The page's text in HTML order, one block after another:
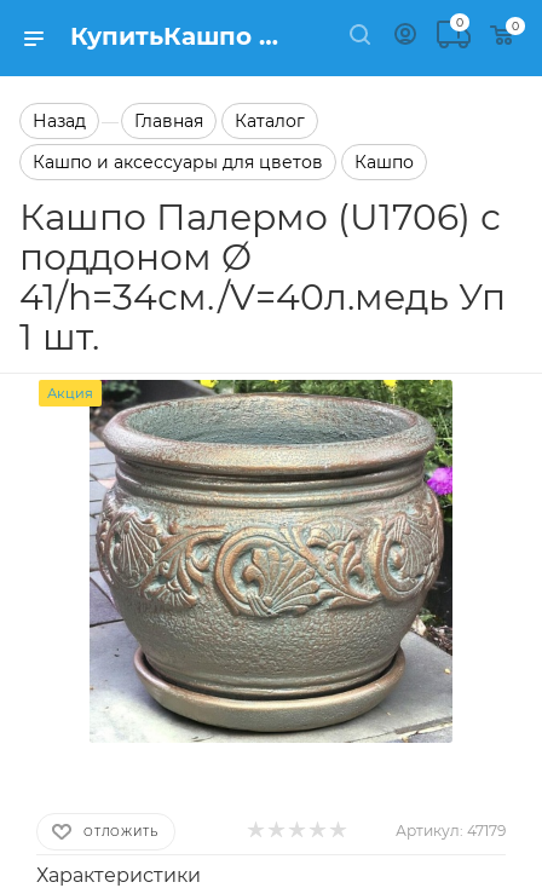
КупитьКашпо Палермо (U1706) с поддоном Ø 41/h=34см./V=40л.медь Уп 1 шт. в каталоге Кашпо Заказать Кашпо Палермо (U1706) с поддоном Ø 41/h=34см./V=40л.медь Уп 1 шт. в каталоге Кашпо на сайте Semfart.ru 0
0
Назад — Главная
Каталог
Кашпо и аксессуары для цветов
Кашпо
Кашпо Палермо (U1706) с
поддоном Ø
41/h=34см./V=40л.медь Уп
1 шт.
Акция
ОТЛОЖИТЬ Артикул: 47179
Характеристики